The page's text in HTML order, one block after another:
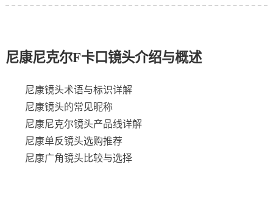
尼康尼克尔F卡口镜头介绍与概述
尼康镜头术语与标识详解
尼康镜头的常见昵称
尼康尼克尔镜头产品线详解
尼康单反镜头选购推荐
尼康广角镜头比较与选择